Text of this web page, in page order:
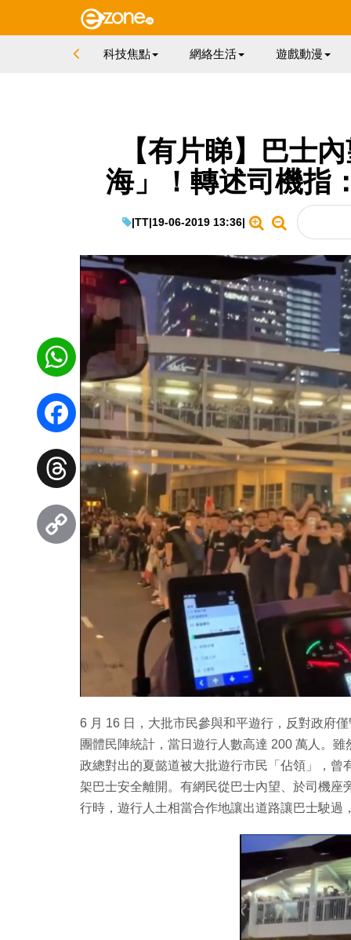
科技焦點 網絡生活 遊戲動漫
【有片睇】巴士
海」！轉述司機指
|TT|19-06-2019 13:36|
6 月 16 日，大批市民參與和平遊行，反對政府
團體民陣統計，當日遊行人數高達 200 萬人。
政總對出的夏懿道被大批遊行市民「佔領」，
架巴士安全離開。有網民從巴士內望、於司機
行時，遊行人土相當合作地讓出道路讓巴士駛
WhatsApp
Facebook
Threads
Copy